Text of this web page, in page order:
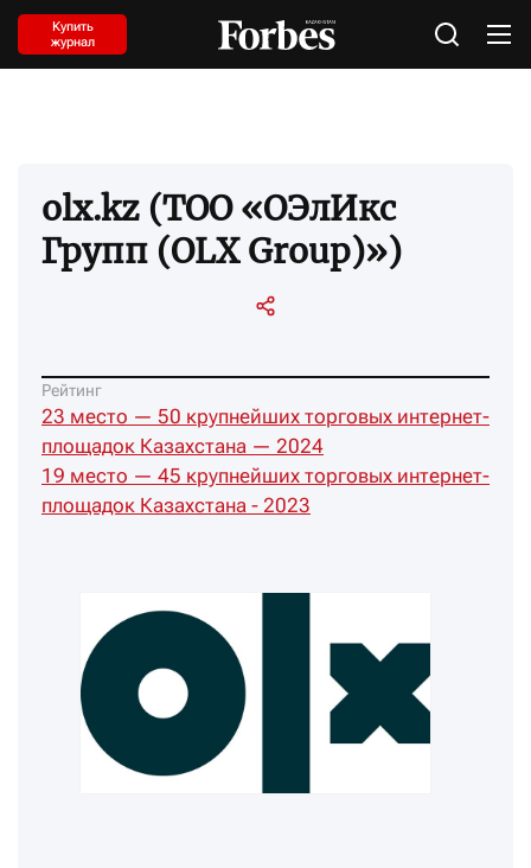
Купить
журнал
olx.kz (ТОО «ОЭлИкс
Групп (OLX Group)»)
Рейтинг
23 место — 50 крупнейших торговых интернет-
площадок Казахстана — 2024
19 место — 45 крупнейших торговых интернет-
площадок Казахстана - 2023